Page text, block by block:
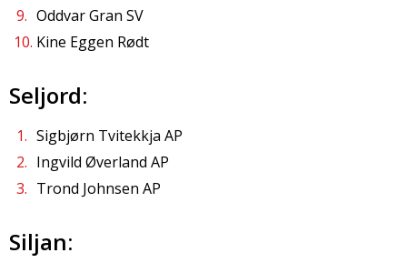
Oddvar Gran SV
Kine Eggen Rødt
Seljord:
Sigbjørn Tvitekkja AP
Ingvild Øverland AP
Trond Johnsen AP
Siljan: